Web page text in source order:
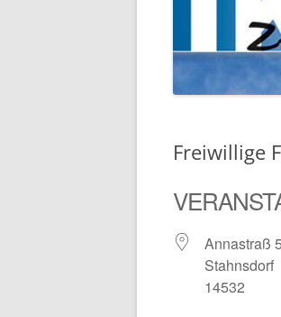
Freiwillige
Annastraß 5
Stahnsdorf
14532